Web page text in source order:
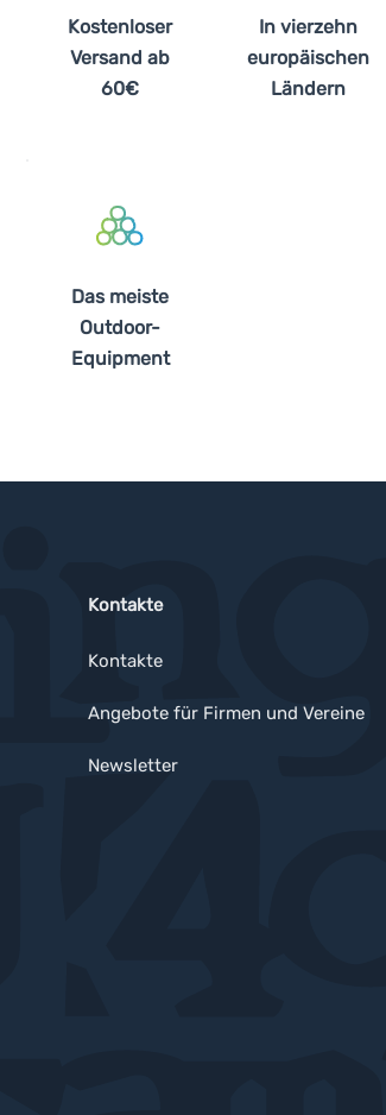
Kostenloser
Versand ab
60€
In vierzehn
europäischen
Ländern
Das meiste
Outdoor-
Equipment
Kontakte
Kontakte
Angebote für Firmen und Vereine
Newsletter